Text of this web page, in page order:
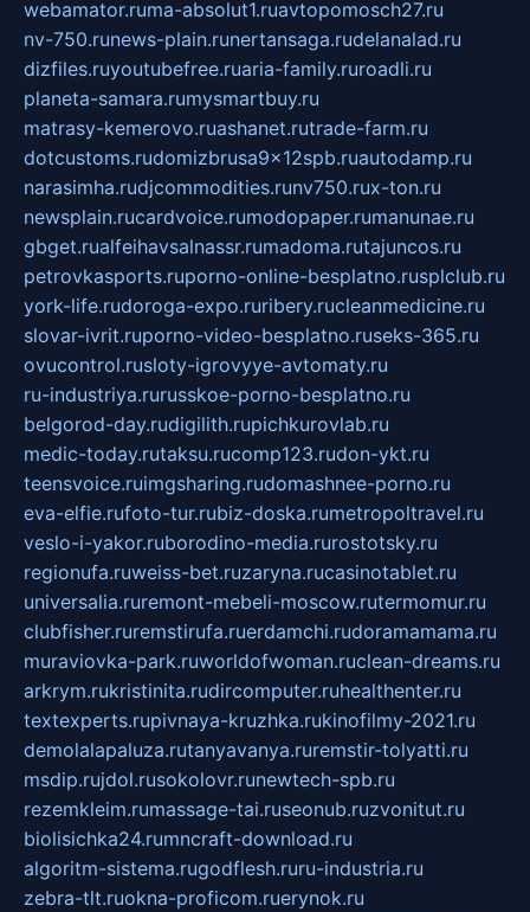
webamator.ruma-absolut1.ruavtopomosch27.ru
nv-750.runews-plain.runertansaga.rudelanalad.ru
dizfiles.ruyoutubefree.ruaria-family.ruroadli.ru
planeta-samara.rumysmartbuy.ru
matrasy-kemerovo.ruashanet.rutrade-farm.ru
dotcustoms.rudomizbrusa9x12spb.ruautodamp.ru
narasimha.rudjcommodities.runv750.rux-ton.ru
newsplain.rucardvoice.rumodopaper.rumanunae.ru
gbget.rualfeihavsalnassr.rumadoma.rutajuncos.ru
petrovkasports.ruporno-online-besplatno.rusplclub.ru
york-life.rudoroga-expo.ruribery.rucleanmedicine.ru
slovar-ivrit.ruporno-video-besplatno.ruseks-365.ru
ovucontrol.rusloty-igrovyye-avtomaty.ru
ru-industriya.rurusskoe-porno-besplatno.ru
belgorod-day.rudigilith.rupichkurovlab.ru
medic-today.rutaksu.rucomp123.rudon-ykt.ru
teensvoice.ruimgsharing.rudomashnee-porno.ru
eva-elfie.rufoto-tur.rubiz-doska.rumetropoltravel.ru
veslo-i-yakor.ruborodino-media.rurostotsky.ru
regionufa.ruweiss-bet.ruzaryna.rucasinotablet.ru
universalia.ruremont-mebeli-moscow.rutermomur.ru
clubfisher.ruremstirufa.ruerdamchi.rudoramamama.ru
muraviovka-park.ruworldofwoman.ruclean-dreams.ru
arkrym.rukristinita.rudircomputer.ruhealthenter.ru
textexperts.rupivnaya-kruzhka.rukinofilmy-2021.ru
demolalapaluza.rutanyavanya.ruremstir-tolyatti.ru
msdip.rujdol.rusokolovr.runewtech-spb.ru
rezemkleim.rumassage-tai.ruseonub.ruzvonitut.ru
biolisichka24.rumncraft-download.ru
algoritm-sistema.rugodflesh.ruru-industria.ru
zebra-tlt.ruokna-proficom.ruerynok.ru